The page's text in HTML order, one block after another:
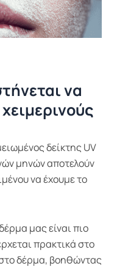
να
δείκτης UV
μηνών αποτελούν
να έχουμε το
μας είναι πιο
πρακτικά στο
δέρμα, βοηθώντας